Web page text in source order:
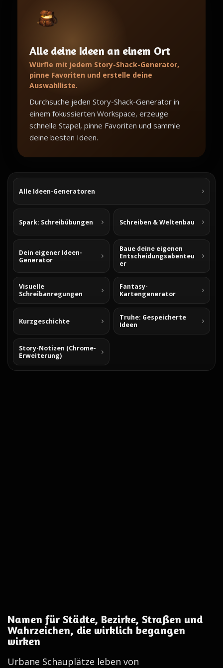
Alle deine Ideen an einem Ort
Würfle mit jedem Story-Shack-Generator,
pinne Favoriten und erstelle deine
Auswahlliste.
Durchsuche jeden Story-Shack-Generator in
einem fokussierten Workspace, erzeuge
schnelle Stapel, pinne Favoriten und sammle
deine besten Ideen.
Alle Ideen-Generatoren
Spark: Schreibübungen Schreiben & Weltenbau
Dein eigener Ideen-
Generator
Baue deine eigenen
Entscheidungsabenteu
er
Visuelle
Schreibanregungen
Fantasy-
Kartengenerator
Kurzgeschichte
Truhe: Gespeicherte
Ideen
Story-Notizen (Chrome-
Erweiterung)
Namen für Städte, Bezirke, Straßen und
Wahrzeichen, die wirklich begangen
wirken
Urbane Schauplätze leben von